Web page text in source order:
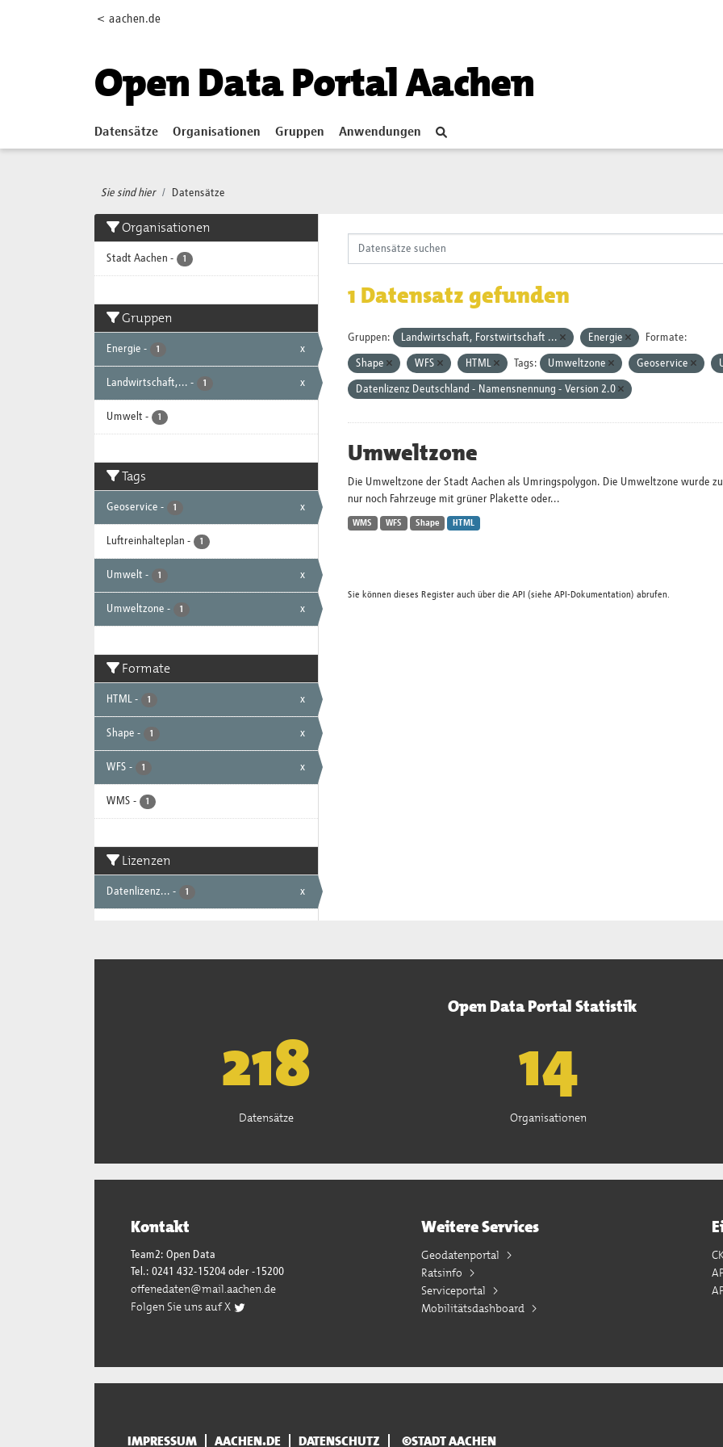
< aachen.de
Open Data Portal Aachen
Datensätze Organisationen Gruppen Anwendungen
Sie sind hier Datensätze
Organisationen
Stadt Aachen - 1
Gruppen
Energie - 1 x
Landwirtschaft,... - 1 x
Umwelt - 1
Tags
Geoservice - 1 x
Luftreinhalteplan - 1
Umwelt - 1 x
Umweltzone - 1 x
Formate
HTML - 1 x
Shape - 1 x
WFS - 1 x
WMS - 1
Lizenzen
Datenlizenz... - 1 x
1 Datensatz gefunden
Gruppen: Landwirtschaft, Forstwirtschaft ... Energie Formate:
Shape WFS HTML Tags: Umweltzone Geoservice
Datenlizenz Deutschland - Namensnennung - Version 2.0
Umweltzone
Die Umweltzone der Stadt Aachen als Umringspolygon. Die Umweltzone wurde
nur noch Fahrzeuge mit grüner Plakette oder...
WMS WFS Shape HTML
Sie können dieses Register auch über die API (siehe API-Dokumentation) abrufen.
Open Data Portal Statistik
221
Datensätze
15
Organisationen
Kontakt
Team2: Open Data
Tel.: 0241 432-15204 oder -15200
offenedaten@mail.aachen.de
Folgen Sie uns auf X
Weitere Services
Geodatenportal
Ratsinfo
Serviceportal
Mobilitätsdashboard
IMPRESSUM AACHEN.DE DATENSCHUTZ ©STADT AACHEN